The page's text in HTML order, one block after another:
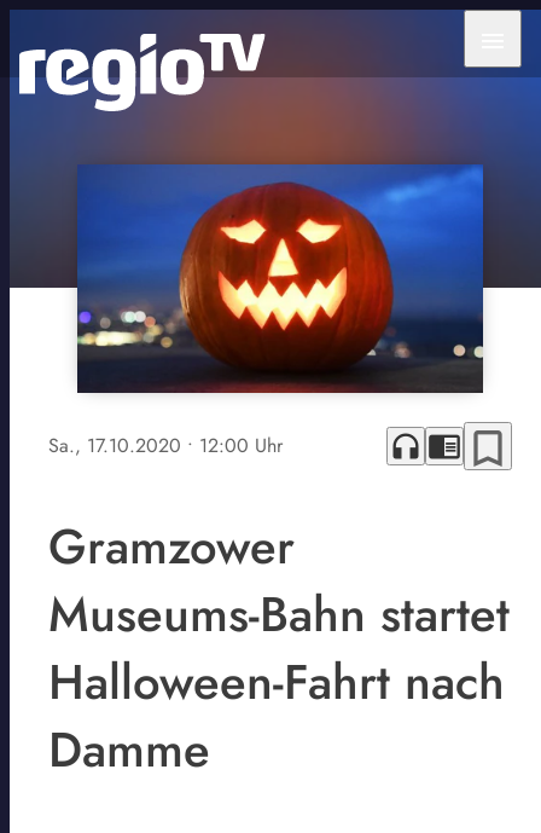
Sa., 17.10.2020 • 12:00 Uhr headphones chrome_reader_mode bookmark_border
Gramzower
Museums-Bahn startet
Halloween-Fahrt nach
Damme